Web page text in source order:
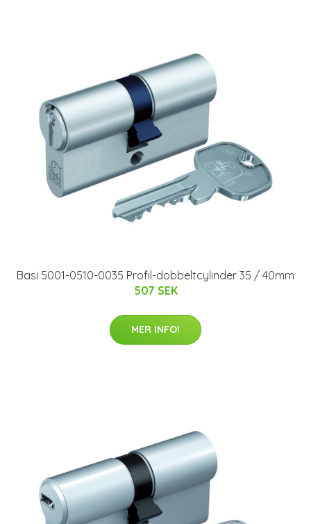
Basi 5001-0510-0035 Profil-dobbeltcylinder 35 / 40mm
507 SEK
MER INFO!